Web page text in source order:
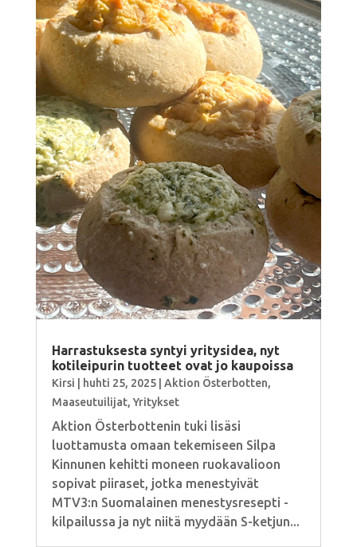
Harrastuksesta syntyi yritysidea, nyt
kotileipurin tuotteet ovat jo kaupoissa
Kirsi huhti 25, 2025| Aktion Österbotten,
Maaseutuilijat,Yritykset
Aktion Österbottenin tuki lisäsi
luottamusta omaan tekemiseen Silpa
Kinnunen kehitti moneen ruokavalioon
sopivat piiraset, jotka menestyivät
MTV3:n Suomalainen menestysresepti -
kilpailussa ja nyt niitä myydään S-ketjun...